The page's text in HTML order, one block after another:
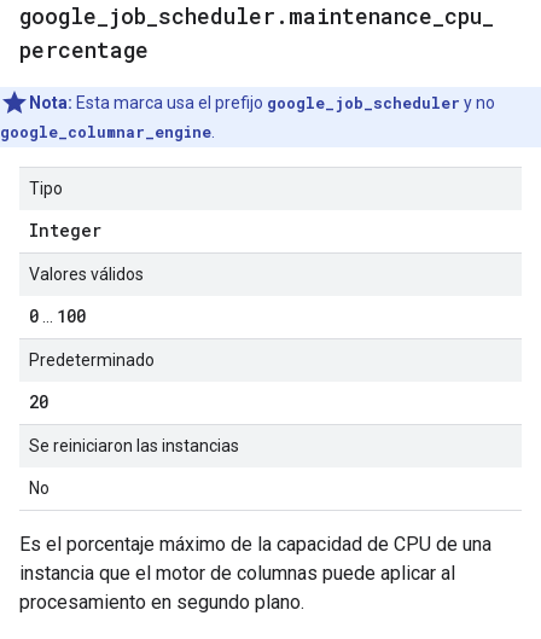
google job scheduler . maintenance cpu
percentage
Nota: Esta marca usa el prefijo google_job_scheduler y no
google_columnar_engine
Tipo
Integer
Valores válidos
0 100
Predeterminado
20
Se reiniciaron las instancias
No
Es el porcentaje máximo de la capacidad de CPU de una
instancia que el motor de columnas puede aplicar al
procesamiento en segundo plano.